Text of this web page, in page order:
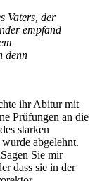
Vaters, der
empfand
denn
ihr Abitur mit
Prüfungen an die
starken
abgelehnt.
Sagen Sie mir
dass sie in der